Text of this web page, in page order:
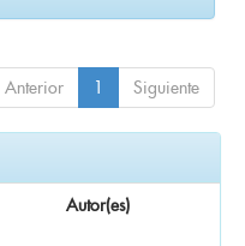
Anterior 1 Siguiente
Autor(es)